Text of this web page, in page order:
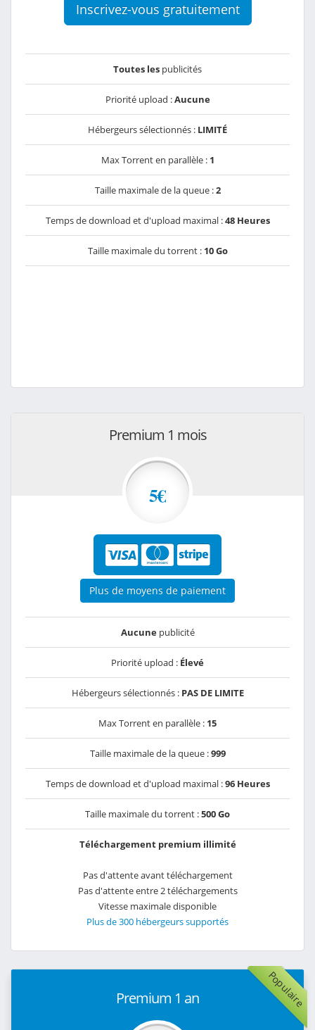
Inscrivez-vous gratuitement
Toutes les publicités
Priorité upload :Aucune
Hébergeurs sélectionnés : LIMITÉ
Max Torrent en parallèle : 1
Taille maximale de la queue :2
Temps de download et d'upload maximal :48 Heures
Taille maximale du torrent : 10 Go
Premium 1 mois
5€
Plus de moyens de paiement
Aucunepublicité
Priorité upload : Élevé
Hébergeurs sélectionnés : PAS DE LIMITE
Max Torrent en parallèle : 15
Taille maximale de la queue :999
Temps de download et d'upload maximal :96 Heures
Taille maximale du torrent :500 Go
Téléchargement premium illimité
Pas d'attente avant téléchargement
Pas d'attente entre 2 téléchargements
Vitesse maximale disponible
Plus de 300 hébergeurs supportés
Populaire
Premium 1 an